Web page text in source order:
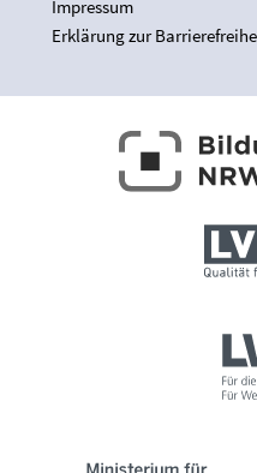
Impressum
Erklärung zur